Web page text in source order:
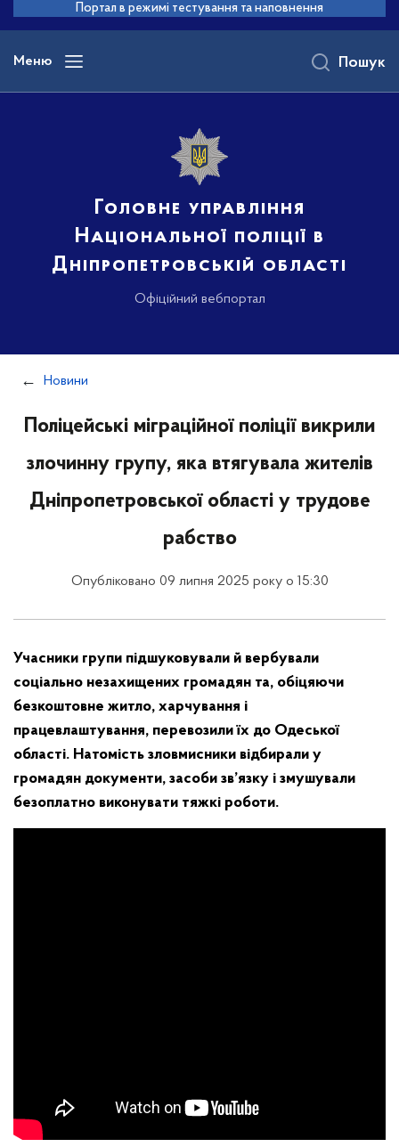
основного
вмісту
Портал в режимі тестування та наповнення
Меню
Головне управління
Національної поліції в
Дніпропетровській області
Офіційний вебпортал
Пошук
Новини
Поліцейські міграційної поліції викрили
злочинну групу, яка втягувала жителів
Дніпропетровської області у трудове
рабство
Опубліковано 09 липня 2025 року о 15:30
Учасники групи підшуковували й вербували
соціально незахищених громадян та, обіцяючи
безкоштовне житло, харчування і
працевлаштування, перевозили їх до Одеської
області. Натомість зловмисники відбирали у
громадян документи, засоби зв’язку і змушували
безоплатно виконувати тяжкі роботи.